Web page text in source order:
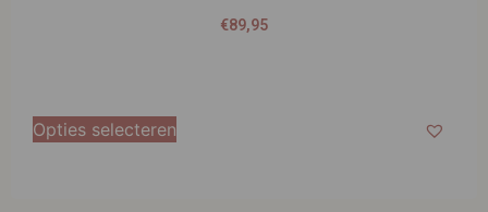
€89,95
Opties selecteren